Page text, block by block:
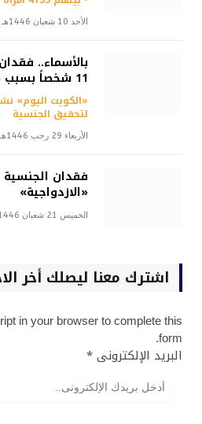
الأحد 10 شعبان 1446هـ 9-2-2025م
بالأسماء..
11 شخصاً بسبب «الازدواجية»
«الكويت اليوم»
لتحقيق الجنسية
الأربعاء 29 رجب 1446هـ 29-1-2025م
«الازدواجية»
الخميس 21 شعبان 1446هـ 20-2-2025م
اشترك معنا ليصلك أخر
in your browser to complete this
form.
البريد الإلكترونى*